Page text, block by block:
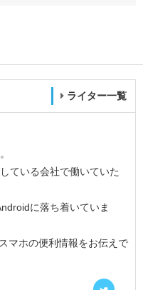
ライター一覧
ている会社で働いていた
に落ち着いていま
マホの便利情報をお伝えで